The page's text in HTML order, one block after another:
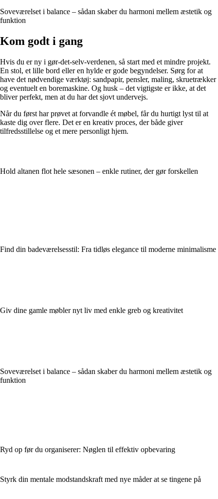
Soveværelset i balance – sådan skaber du harmoni mellem æstetik og
funktion
Kom godt i gang
Hvis du er ny i gør-det-selv-verdenen, så start med et mindre projekt.
En stol, et lille bord eller en hylde er gode begyndelser. Sørg for at
have det nødvendige værktøj: sandpapir, pensler, maling, skruetrækker
og eventuelt en boremaskine. Og husk – det vigtigste er ikke, at det
bliver perfekt, men at du har det sjovt undervejs.
Når du først har prøvet at forvandle ét møbel, får du hurtigt lyst til at
kaste dig over flere. Det er en kreativ proces, der både giver
tilfredsstillelse og et mere personligt hjem.
Hold altanen flot hele sæsonen – enkle rutiner, der gør forskellen
Find din badeværelsesstil: Fra tidløs elegance til moderne minimalisme
Giv dine gamle møbler nyt liv med enkle greb og kreativitet
Soveværelset i balance – sådan skaber du harmoni mellem æstetik og
funktion
Ryd op før du organiserer: Nøglen til effektiv opbevaring
Styrk din mentale modstandskraft med nye måder at se tingene på